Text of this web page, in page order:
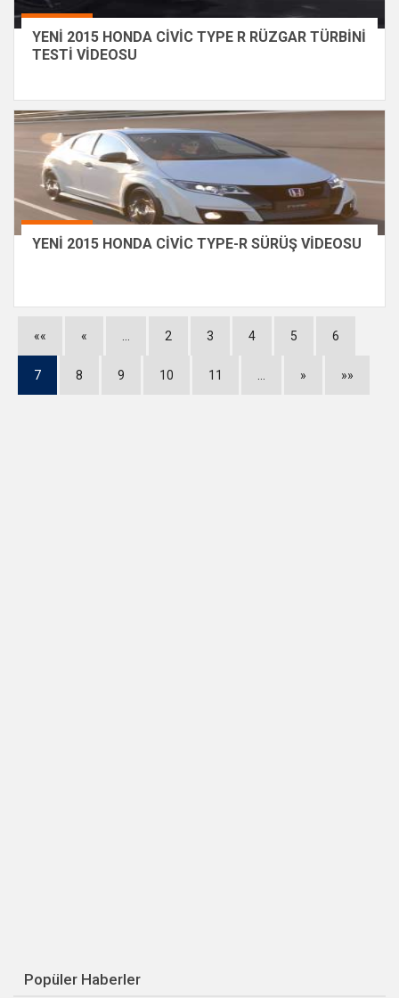
YENİ 2015 HONDA CİVİC TYPE R RÜZGAR TÜRBİNİ
TESTİ VİDEOSU
YENİ 2015 HONDA CİVİC TYPE-R SÜRÜŞ VİDEOSU
«« « 2 3 4 5 6
7 8 9 10 11 » »»
Popüler Haberler